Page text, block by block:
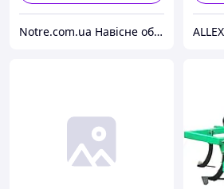
Notre.com.ua Навісне обладнання до сільськогосподарської техніки, запчастини. Доставка по Україні